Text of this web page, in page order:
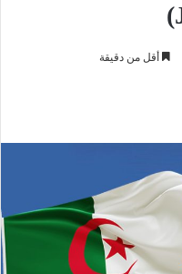
أقل من دقيقة